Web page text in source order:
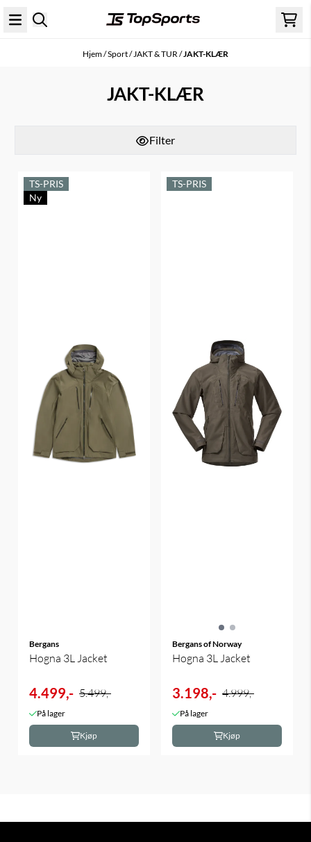
Hopp til innhold
Hjem/Sport/ JAKT & TUR /JAKT-KLÆR
JAKT-KLÆR
Filter
Ny
Bergans
Hogna 3L Jacket
4.499,- 5.499,-
På lager
Kjøp
Bergans of Norway
Hogna 3L Jacket
3.198,- 4.999,-
På lager
Kjøp